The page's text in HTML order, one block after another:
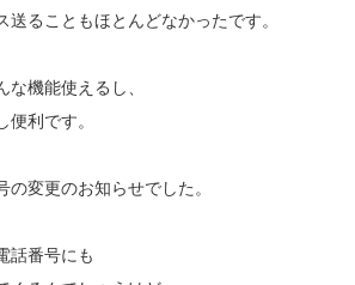
ることもほとんどなかったです。
機能使えるし、
利です。
変更のお知らせでした。
話番号にも